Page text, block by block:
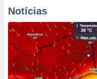
Notícias